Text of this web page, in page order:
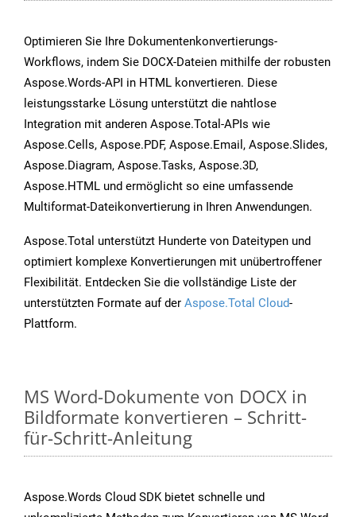
Optimieren Sie Ihre Dokumentenkonvertierungs-
Workflows, indem Sie DOCX-Dateien mithilfe der robusten
Aspose.Words-API in HTML konvertieren. Diese
leistungsstarke Lösung unterstützt die nahtlose
Integration mit anderen Aspose.Total-APIs wie
Aspose.Cells, Aspose.PDF, Aspose.Email, Aspose.Slides,
Aspose.Diagram, Aspose.Tasks, Aspose.3D,
Aspose.HTML und ermöglicht so eine umfassende
Multiformat-Dateikonvertierung in Ihren Anwendungen.
Aspose.Total unterstützt Hunderte von Dateitypen und
optimiert komplexe Konvertierungen mit unübertroffener
Flexibilität. Entdecken Sie die vollständige Liste der
unterstützten Formate auf der Aspose.Total Cloud-
Plattform.
MS Word-Dokumente von DOCX in
Bildformate konvertieren – Schritt-
für-Schritt-Anleitung
Aspose.Words Cloud SDK bietet schnelle und